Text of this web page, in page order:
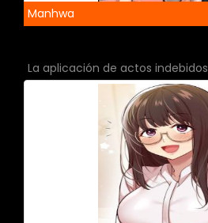
Manhwa
La aplicación de actos indebidos